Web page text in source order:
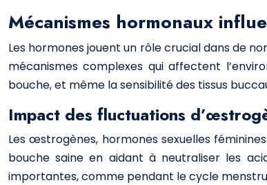
Mécanismes hormonaux
Les hormones jouent un rôle crucial dans de
mécanismes complexes qui affectent
bouche, et même la sensibilité des tissus
Impact des fluctuations
Les œstrogènes, hormones sexuelles
bouche saine en aidant à neutraliser les
importantes, comme pendant le cycle